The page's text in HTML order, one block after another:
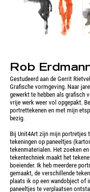
Rob
Gestudeerd aan de Gerrit
Grafische vormgeving. Naar
gewerkt te hebben als grafisch
vrije werk weer vol opgepakt.
portrettekenen en met mijn
bezig.
Bij Unit4Art zijn mijn portretjes
tekeningen op paneeltjes
tekenmaterialen. Het zoeken
tekentechniek maakt het
boeiender. Ik heb meerdere
gemaakt, de verschillende
plaats ik op een wandobject of
paneeltjes te verplaatsen